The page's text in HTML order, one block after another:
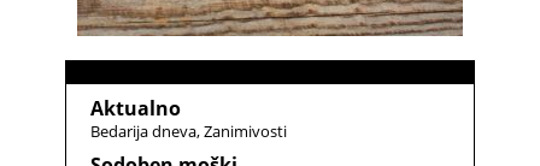
Aktualno
Bedarija dneva Zanimivosti